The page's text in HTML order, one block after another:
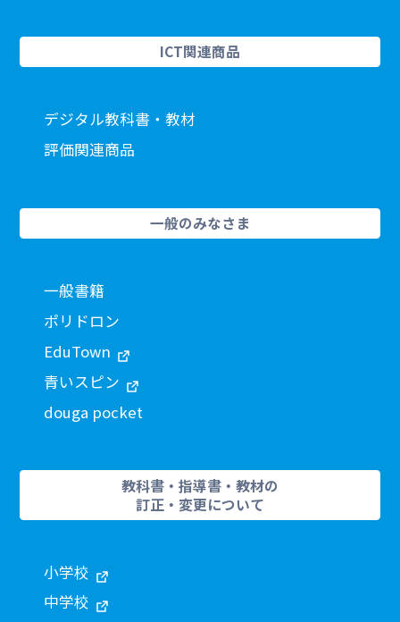
ICT関連商品
デジタル教科書・教材
評価関連商品
一般のみなさま
一般書籍
ポリドロン
EduTown
青いスピン
douga pocket
教科書・指導書・教材の
訂正・変更について
小学校
中学校